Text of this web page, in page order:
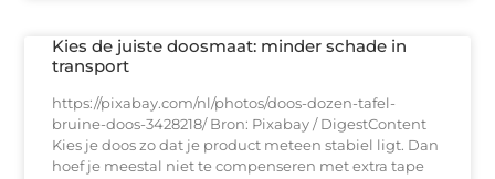
Kies de juiste doosmaat: minder schade in
transport
https://pixabay.com/nl/photos/doos-dozen-tafel-
bruine-doos-3428218/ Bron: Pixabay / DigestContent
Kies je doos zo dat je product meteen stabiel ligt. Dan
hoef je meestal niet te compenseren met extra tape